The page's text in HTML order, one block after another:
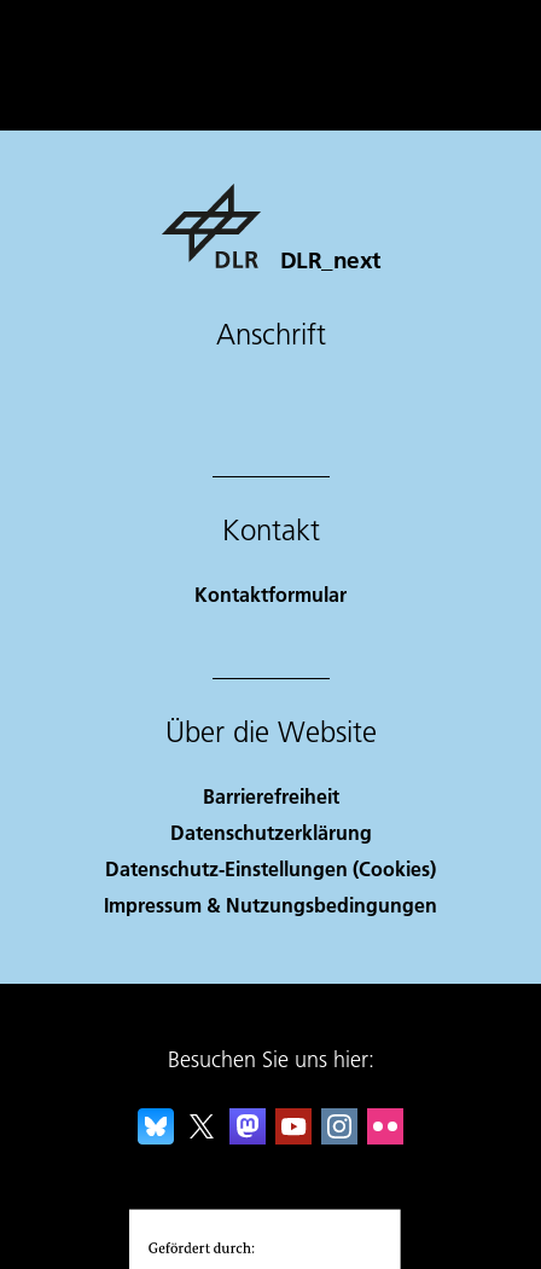
DLR_next
Anschrift
Kontakt
Kontaktformular
Über die Website
Barrierefreiheit
Datenschutzerklärung
Datenschutz-Einstellungen (Cookies)
Impressum & Nutzungsbedingungen
Besuchen Sie uns hier: